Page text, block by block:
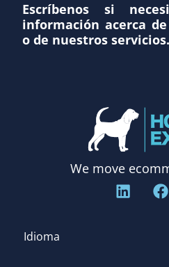
Escríbenos si
información acerca
o de nuestros servicios.
We move
Idioma